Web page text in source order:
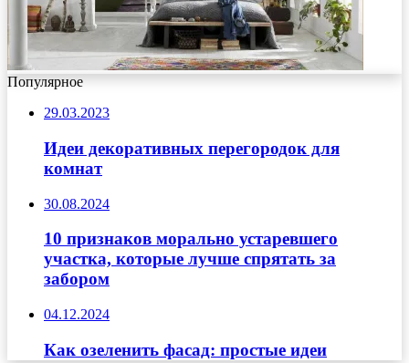
Популярное
29.03.2023
Идеи декоративных перегородок для
комнат
30.08.2024
10 признаков морально устаревшего
участка, которые лучше спрятать за
забором
04.12.2024
Как озеленить фасад: простые идеи